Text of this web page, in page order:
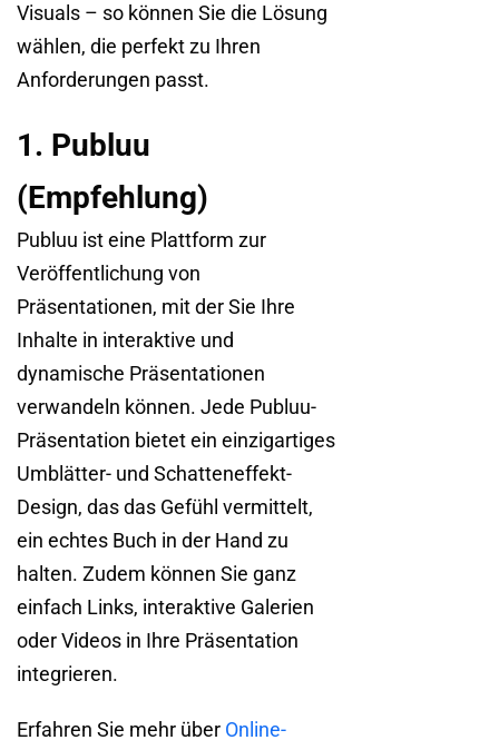
Visuals – so können Sie die Lösung
wählen, die perfekt zu Ihren
Anforderungen passt.
1. Publuu
(Empfehlung)
Publuu ist eine Plattform zur
Veröffentlichung von
Präsentationen, mit der Sie Ihre
Inhalte in interaktive und
dynamische Präsentationen
verwandeln können. Jede Publuu-
Präsentation bietet ein einzigartiges
Umblätter- und Schatteneffekt-
Design, das das Gefühl vermittelt,
ein echtes Buch in der Hand zu
halten. Zudem können Sie ganz
einfach Links, interaktive Galerien
oder Videos in Ihre Präsentation
integrieren.
Erfahren Sie mehr über Online-